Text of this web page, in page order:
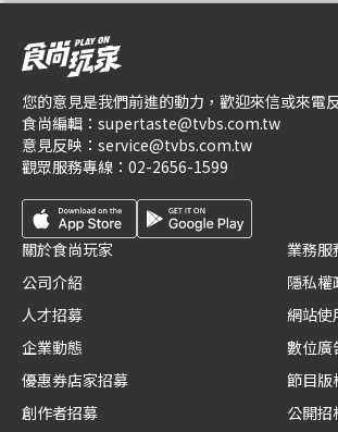
您的意見是我們前進的動力，歡迎來信或來電
食尚編輯： supertaste@tvbs.com.tw
意見反映： service@tvbs.com.tw
觀眾服務專線： 02-2656-1599
關於食尚玩家
公司介紹
人才招募
企業動態
優惠券店家招募
創作者招募
業務服
隱私權
網站使
數位廣
節目版
公開招